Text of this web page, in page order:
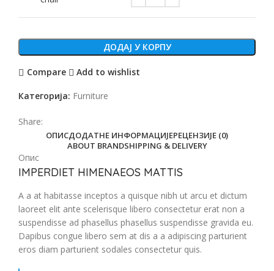
ДОДАЈ У КОРПУ
Compare Add to wishlist
Категорија: Furniture
Share:
ОПИСДОДАТНЕ ИНФОРМАЦИЈЕРЕЦЕНЗИЈЕ (0)
ABOUT BRANDSHIPPING & DELIVERY
Опис
IMPERDIET HIMENAEOS MATTIS
A a at habitasse inceptos a quisque nibh ut arcu et dictum
laoreet elit ante scelerisque libero consectetur erat non a
suspendisse ad phasellus phasellus suspendisse gravida eu.
Dapibus congue libero sem at dis a a adipiscing parturient
eros diam parturient sodales consectetur quis.